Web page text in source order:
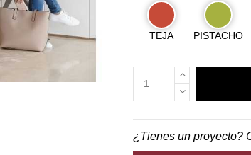
TEJA PISTACHO
¿Tienes un proyecto?